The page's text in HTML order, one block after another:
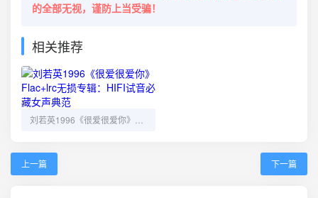
的全部无视，谨防上当受骗！
相关推荐
上一篇 下一篇